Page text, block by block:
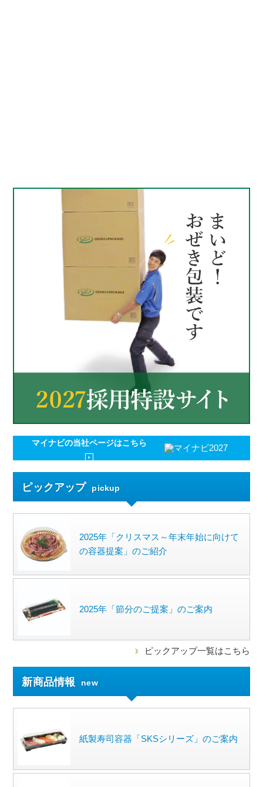
マイナビの当社ページはこちら
ピックアップ pickup
2025年「クリスマス～年末年始に向けて
の容器提案」のご紹介
2025年「節分のご提案」のご案内
ピックアップ一覧はこちら
新商品情報 new
紙製寿司容器「SKSシリーズ」のご案内